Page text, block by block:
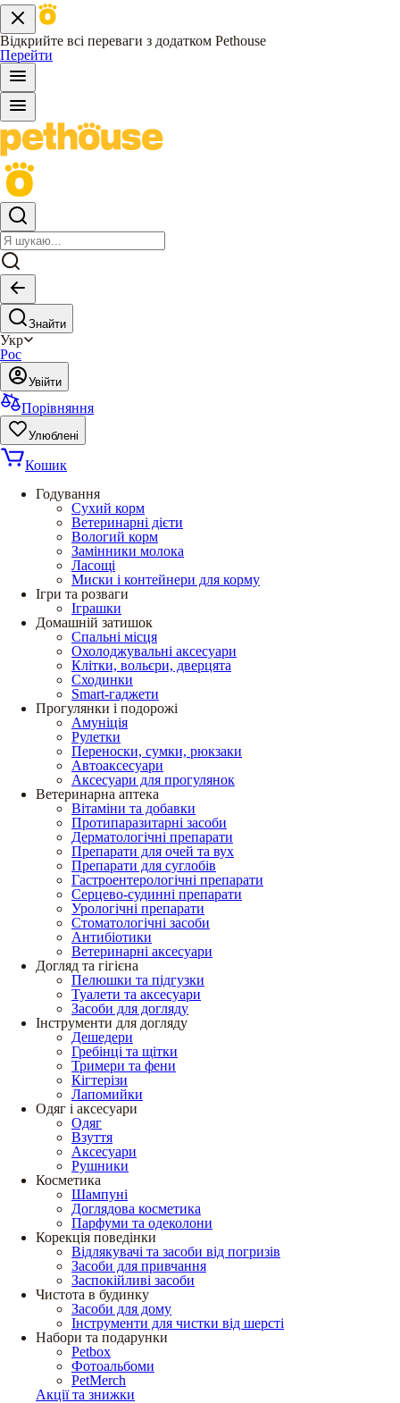
Відкрийте всі переваги з додатком Pethouse
Перейти
Знайти
Укр
Рос
Увійти
Порівняння
Улюблені
Кошик
Годування
Сухий корм
Ветеринарні дієти
Вологий корм
Замінники молока
Ласощі
Миски і контейнери для корму
Ігри та розваги
Іграшки
Домашній затишок
Спальні місця
Охолоджувальні аксесуари
Клітки, вольєри, дверцята
Сходинки
Smart-гаджети
Прогулянки і подорожі
Амуніція
Рулетки
Переноски, сумки, рюкзаки
Автоаксесуари
Аксесуари для прогулянок
Ветеринарна аптека
Вітаміни та добавки
Протипаразитарні засоби
Дерматологічні препарати
Препарати для очей та вух
Препарати для суглобів
Гастроентерологічні препарати
Серцево-судинні препарати
Урологічні препарати
Стоматологічні засоби
Антибіотики
Ветеринарні аксесуари
Догляд та гігієна
Пелюшки та підгузки
Туалети та аксесуари
Засоби для догляду
Інструменти для догляду
Дешедери
Гребінці та щітки
Тримери та фени
Кігтерізи
Лапомийки
Одяг і аксесуари
Одяг
Взуття
Аксесуари
Рушники
Косметика
Шампуні
Доглядова косметика
Парфуми та одеколони
Корекція поведінки
Відлякувачі та засоби від погризів
Засоби для привчання
Заспокійливі засоби
Чистота в будинку
Засоби для дому
Інструменти для чистки від шерсті
Набори та подарунки
Petbox
Фотоальбоми
PetMerch
Акції та знижки